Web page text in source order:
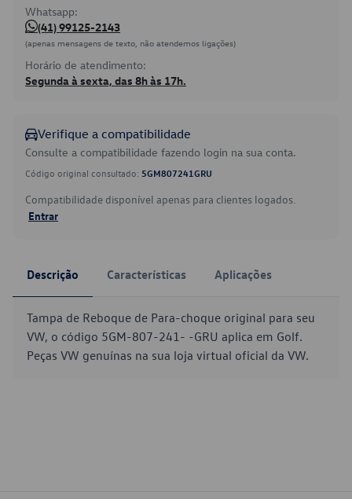
Whatsapp:
(41) 99125-2143
(apenas mensagens de texto, não atendemos ligações)
Horário de atendimento:
Segunda à sexta, das 8h às 17h.
Verifique a compatibilidade
Consulte a compatibilidade fazendo login na sua conta.
Código original consultado: 5GM807241GRU
Compatibilidade disponível apenas para clientes logados.
Entrar
Descrição Características Aplicações
Tampa de Reboque de Para-choque original para seu
VW, o código 5GM-807-241- -GRU aplica em Golf.
Peças VW genuínas na sua loja virtual oficial da VW.